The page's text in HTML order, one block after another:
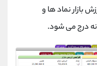
نماد ها و
درج می شود.